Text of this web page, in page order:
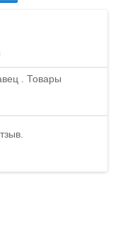
. Товары